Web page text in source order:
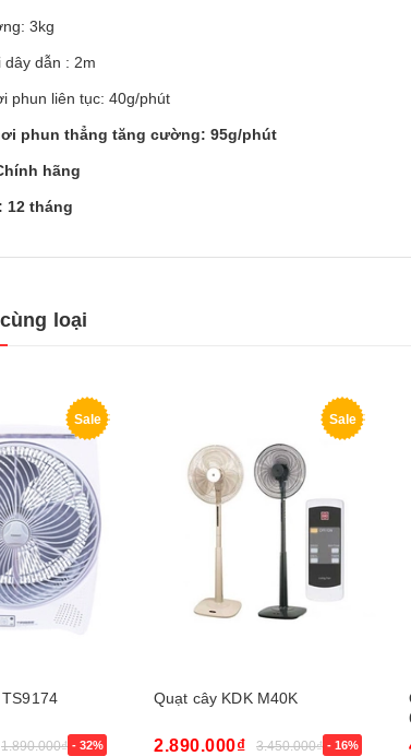
3kg
dây dẫn : 2m
phun liên tục: 40g/phút
phun thẳng tăng cường: 95g/phút
hãng
12 tháng
loại
Sale
1.890.000₫ - 32%
Sale
Quạt cây KDK M40K
2.890.000₫ 3.450.000₫ - 16%